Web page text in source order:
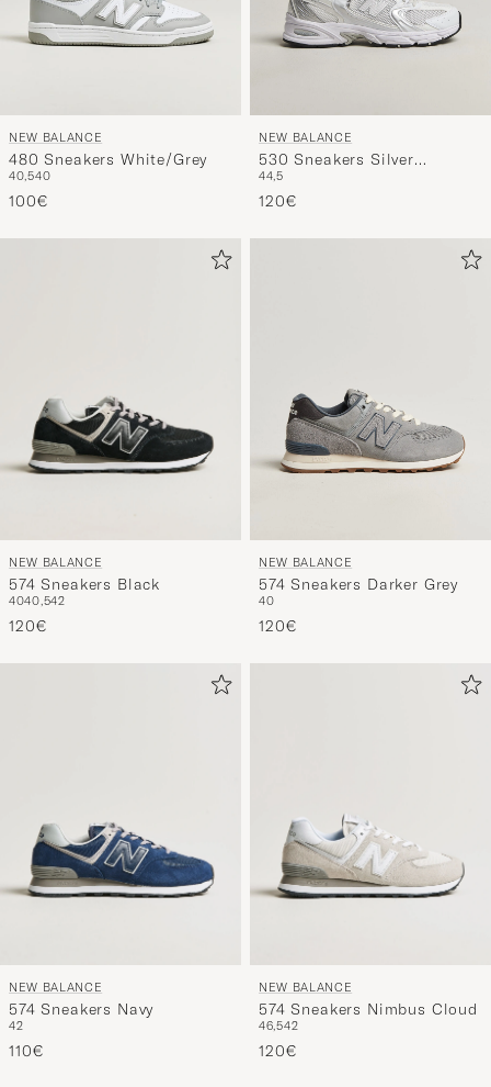
NEW BALANCE
480 Sneakers White/Grey
40,540
100€
NEW BALANCE
530 Sneakers Silver
Metallic
44,5
120€
NEW BALANCE
574 Sneakers Black
4040,542
120€
NEW BALANCE
574 Sneakers Darker Grey
40
120€
NEW BALANCE
574 Sneakers Navy
42
110€
NEW BALANCE
574 Sneakers Nimbus Cloud
46,542
120€